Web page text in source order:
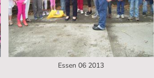
Essen 06 2013